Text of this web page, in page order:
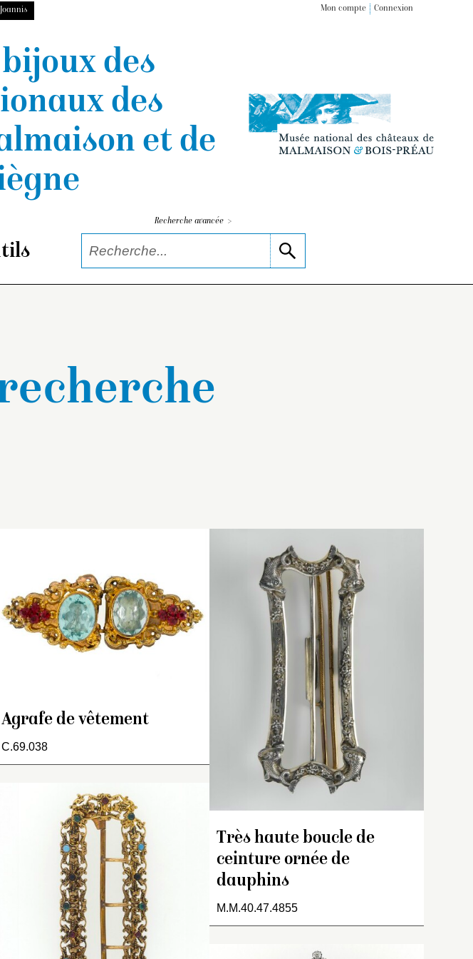
Mon compte Connexion
des
des
et de
Recherche avancée >
La présence de l’aigle
rappelle l’histoire de
Ganymède, qui fut enlevé
par Zeus. Le dieu fait du
iconographie, la présence
des feuilles de laurier et des
aigles, ces boucles sont
assez exceptionnelles ;
du Second Empire (1852 –
1870).
Agrafe de vêtement
C.69.038
Il s’agit sans doute d’un
bijou de théâtre destiné à
être cousu.
Plaque de laiton estampée
renforcée au dos, décorée
de motifs de fleurs et
d’arabesques, le tout
incrusté de seize petites
vertes. Au dos, tige rigide à
Très haute boucle de
ceinture ornée de
dauphins
M.M.40.47.4855
Cette représentation du
dauphin correspond à une
iconographie héraldique.
Pour avoir plus d’aisance,
quelques portraits.